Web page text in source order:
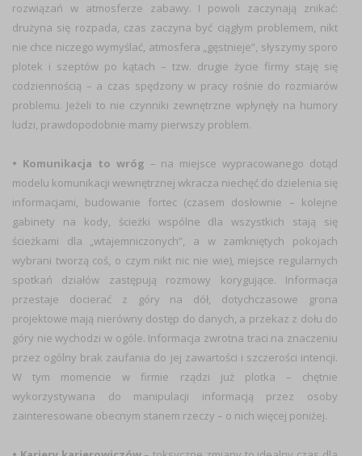
rozwiązań w atmosferze zabawy. I powoli zaczynają znikać:
drużyna się rozpada, czas zaczyna być ciągłym problemem, nikt
nie chce niczego wymyślać, atmosfera „gęstnieje”, słyszymy sporo
plotek i szeptów po kątach – tzw. drugie życie firmy staję się
codziennością – a czas spędzony w pracy rośnie do rozmiarów
problemu. Jeżeli to nie czynniki zewnętrzne wpłynęły na humory
ludzi, prawdopodobnie mamy pierwszy problem.
• Komunikacja to wróg – na miejsce wypracowanego dotąd
modelu komunikacji wewnętrznej wkracza niechęć do dzielenia się
informacjami, budowanie fortec (czasem dosłownie – kolejne
gabinety na kody, ścieżki wspólne dla wszystkich stają się
ścieżkami dla „wtajemniczonych”, a w zamkniętych pokojach
wybrani tworzą coś, o czym nikt nic nie wie), miejsce regularnych
spotkań działów zastępują rozmowy korygujące. Informacja
przestaje docierać z góry na dół, dotychczasowe grona
projektowe mają nierówny dostęp do danych, a przekaz z dołu do
góry nie wychodzi w ogóle. Informacja zwrotna traci na znaczeniu
przez ogólny brak zaufania do jej zawartości i szczerości intencji.
W tym momencie w firmie rządzi już plotka – chętnie
wykorzystywana do manipulacji informacją przez osoby
zainteresowane obecnym stanem rzeczy – o nich więcej poniżej.